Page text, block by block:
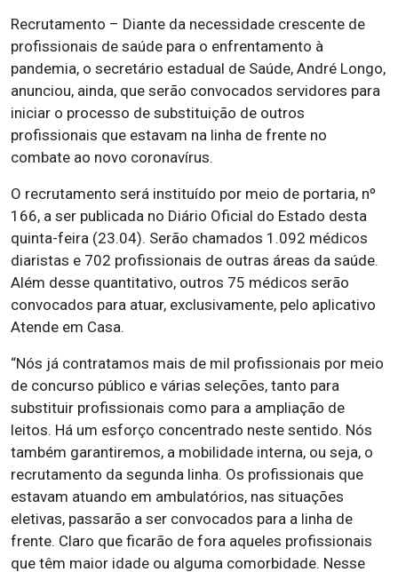
Recrutamento – Diante da necessidade crescente de
profissionais de saúde para o enfrentamento à
pandemia, o secretário estadual de Saúde, André Longo,
anunciou, ainda, que serão convocados servidores para
iniciar o processo de substituição de outros
profissionais que estavam na linha de frente no
combate ao novo coronavírus.
O recrutamento será instituído por meio de portaria, nº
166, a ser publicada no Diário Oficial do Estado desta
quinta-feira (23.04). Serão chamados 1.092 médicos
diaristas e 702 profissionais de outras áreas da saúde.
Além desse quantitativo, outros 75 médicos serão
convocados para atuar, exclusivamente, pelo aplicativo
Atende em Casa.
“Nós já contratamos mais de mil profissionais por meio
de concurso público e várias seleções, tanto para
substituir profissionais como para a ampliação de
leitos. Há um esforço concentrado neste sentido. Nós
também garantiremos, a mobilidade interna, ou seja, o
recrutamento da segunda linha. Os profissionais que
estavam atuando em ambulatórios, nas situações
eletivas, passarão a ser convocados para a linha de
frente. Claro que ficarão de fora aqueles profissionais
que têm maior idade ou alguma comorbidade. Nesse